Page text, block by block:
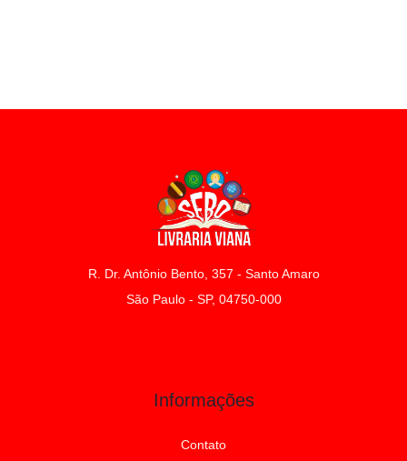
R. Dr. Antônio Bento, 357 - Santo Amaro
São Paulo - SP, 04750-000
Informações
Contato